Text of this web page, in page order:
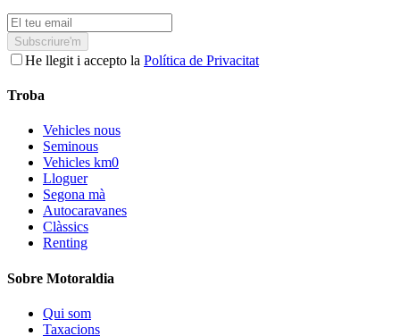
Subscriure'm
He llegit i accepto la Política de Privacitat
Troba
Vehicles nous
Seminous
Vehicles km0
Lloguer
Segona mà
Autocaravanes
Clàssics
Renting
Sobre Motoraldia
Qui som
Taxacions